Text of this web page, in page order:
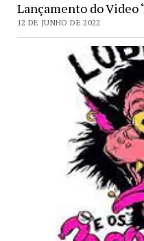
Lançamento do Video
12 DE JUNHO DE 2022